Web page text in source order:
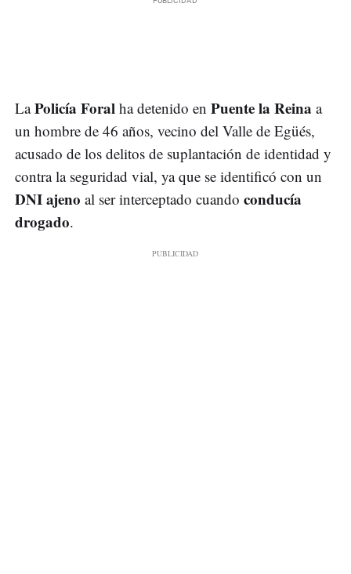
LaPolicía Foral ha detenido en Puente la Reina a
un hombre de 46 años, vecino del Valle de Egüés,
acusado de los delitos de suplantación de identidad y
contra la seguridad vial, ya que se identificó con un
DNI ajeno al ser interceptado cuando conducía
drogado.